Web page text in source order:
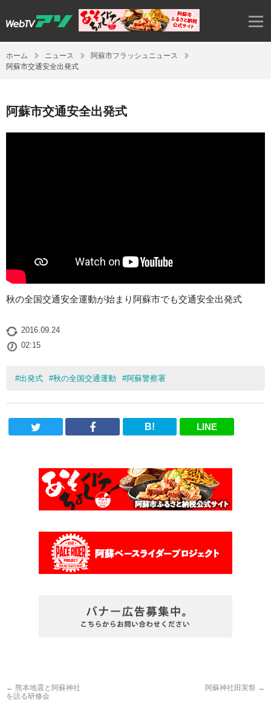
ホーム ニュース
阿蘇市フラッシュニュース
阿蘇市交通安全出発式
阿蘇市交通安全出発式
秋の全国交通安全運動が始まり阿蘇市でも交通安全出発式
2016.09.24
02:15
#出発式 #秋の全国交通運動 #阿蘇警察署
B! LINE
← 熊本地震と阿蘇神社
を語る研修会
阿蘇神社田実祭 →